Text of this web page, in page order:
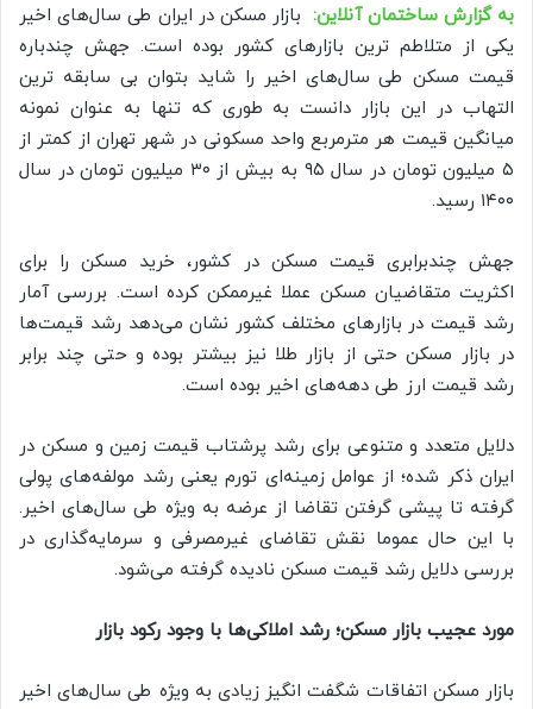
به گزارش ساختمان آنلاین: بازار مسکن در ایران طی سال‌های اخیر
یکی از متلاطم ترین بازارهای کشور بوده است. جهش چندباره
قیمت مسکن طی سال‌های اخیر را شاید بتوان بی سابقه ترین
التهاب در این بازار دانست به طوری که تنها به عنوان نمونه
میانگین قیمت هر مترمربع واحد مسکونی در شهر تهران از کمتر از
۵ میلیون تومان در سال ۹۵ به بیش از ۳۰ میلیون تومان در سال
۱۴۰۰ رسید.
جهش چندبرابری قیمت مسکن در کشور، خرید مسکن را برای
اکثریت متقاضیان مسکن عملا غیرممکن کرده است. بررسی آمار
رشد قیمت در بازارهای مختلف کشور نشان می‌دهد رشد قیمت‌ها
در بازار مسکن حتی از بازار طلا نیز بیشتر بوده و حتی چند برابر
رشد قیمت ارز طی دهه‌های اخیر بوده است.
دلایل متعدد و متنوعی برای رشد پرشتاب قیمت زمین و مسکن در
ایران ذکر شده؛ از عوامل زمینه‌ای تورم یعنی رشد مولفه‌های پولی
گرفته تا پیشی گرفتن تقاضا از عرضه به ویژه طی سال‌های اخیر.
با این حال عموما نقش تقاضای غیرمصرفی و سرمایه‌گذاری در
بررسی دلایل رشد قیمت مسکن نادیده گرفته می‌شود.
مورد عجیب بازار مسکن؛ رشد املاکی‌ها با وجود رکود بازار
بازار مسکن اتفاقات شگفت انگیز زیادی به ویژه طی سال‌های اخیر